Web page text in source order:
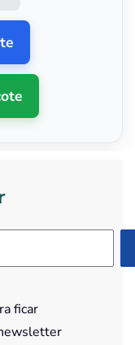
ficar